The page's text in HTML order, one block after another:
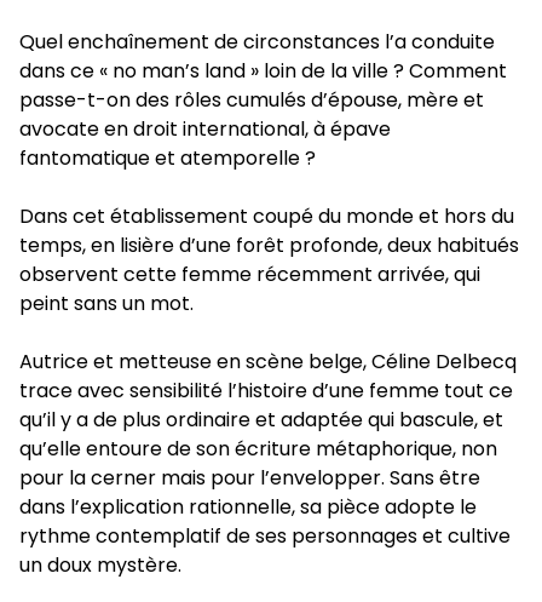
Quel enchaînement de circonstances l’a conduite
dans ce « no man’s land » loin de la ville ? Comment
passe-t-on des rôles cumulés d’épouse, mère et
avocate en droit international, à épave
fantomatique et atemporelle ?
Dans cet établissement coupé du monde et hors du
temps, en lisière d’une forêt profonde, deux habitués
observent cette femme récemment arrivée, qui
peint sans un mot.
Autrice et metteuse en scène belge, Céline Delbecq
trace avec sensibilité l’histoire d’une femme tout ce
qu’il y a de plus ordinaire et adaptée qui bascule, et
qu’elle entoure de son écriture métaphorique, non
pour la cerner mais pour l’envelopper. Sans être
dans l’explication rationnelle, sa pièce adopte le
rythme contemplatif de ses personnages et cultive
un doux mystère.